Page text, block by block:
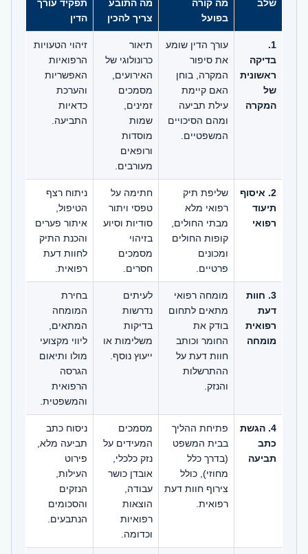
שלב
מה קורה
בפועל
מה התובע
צריך להכין
תפקיד עורך
הדין
1.
בדיקה
ראשונית
של
המקרה
עורך הדין שומע
את סיפור
המקרה, בוחן
האם קיימת
עילת תביעה
ומהם הסיכויים
המשפטיים.
תיאור
כרונולוגי של
האירועים,
מסמכים
זמינים,
שמות
מוסדות
ורופאים
מעורבים.
זיהוי הטעויות
הרפואיות
האפשריות
והערכת
כדאיות
התביעה.
2. איסוף
תיעוד
רפואי
שליפת תיק
רפואי מלא
מבתי החולים,
קופות החולים
ומכונים
פרטיים.
חתימה על
טפסי ויתור
סודיות וסיוע
בזיהוי
מסמכים
חסרים.
ניתוח רצף
הטיפול,
איתור פערים
והכנת התיק
לחוות דעת
רפואית.
3. חוות
דעת
רפואית
מומחה
מומחה רפואי
מתאים לתחום
בודק את
החומר וכותב
חוות דעת על
ההתרשלות
והנזק.
לעיתים
נדרשות
בדיקות
משלימות או
ייעוץ נוסף.
בחירת
המומחה
המתאים,
ליווי מקצועי
מולו ותיאום
הגרסה
הרפואית
והמשפטית.
4. הגשת
כתב
תביעה
פתיחת ההליך
בבית המשפט
(בדרך כלל
מחוזי), כולל
צירוף חוות דעת
רפואית.
מסמכים
המעידים על
נזק כלכלי,
אובדן כושר
עבודה,
הוצאות
רפואיות
וכדומה.
ניסוח כתב
תביעה מלא,
פירוט
העילות,
הנזקים
והסכומים
הנתבעים.